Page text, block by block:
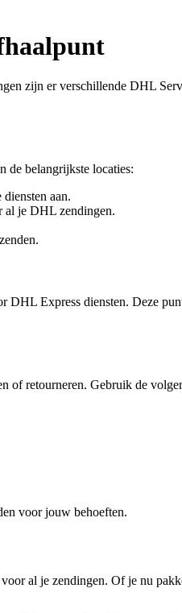
zijn er verschillende DHL
de belangrijkste locaties:
aan.
al je DHL zendingen.
Express diensten. Deze
retourneren. Gebruik de
voor jouw behoeften.
al je zendingen. Of je nu